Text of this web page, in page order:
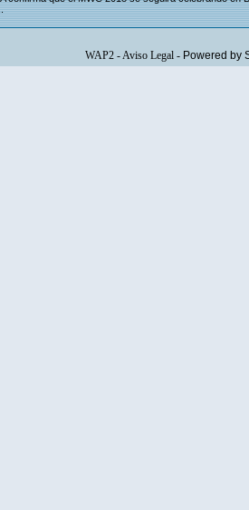
WAP2-Aviso Legal- Powered by